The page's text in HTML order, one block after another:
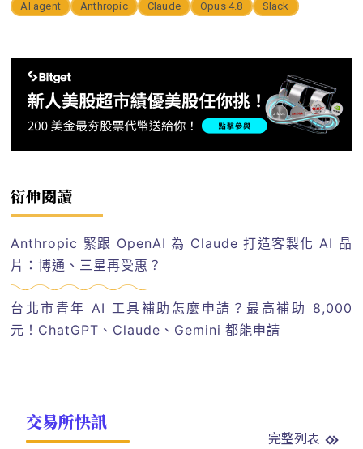
AI agent Anthropic Claude Opus 4.8 Slack
衍伸閱讀
Anthropic 緊跟 OpenAI 為 Claude 打造客製化 AI 晶
片：博通、三星再受惠？
台北市青年 AI 工具補助怎麼申請？最高補助 8,000
元！ChatGPT、Claude、Gemini 都能申請
交易所快訊
完整列表